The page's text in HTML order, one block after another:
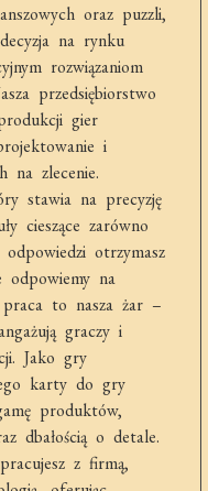
oraz puzzli,
na rynku
rozwiązaniom
przedsiębiorstwo
gier
i
na zlecenie.
stawia na precyzję
cieszące zarówno
otrzymasz
odpowiemy na
to nasza żar –
graczy i
Jako gry
karty do gry
produktów,
dbałością o detale.
z firmą,